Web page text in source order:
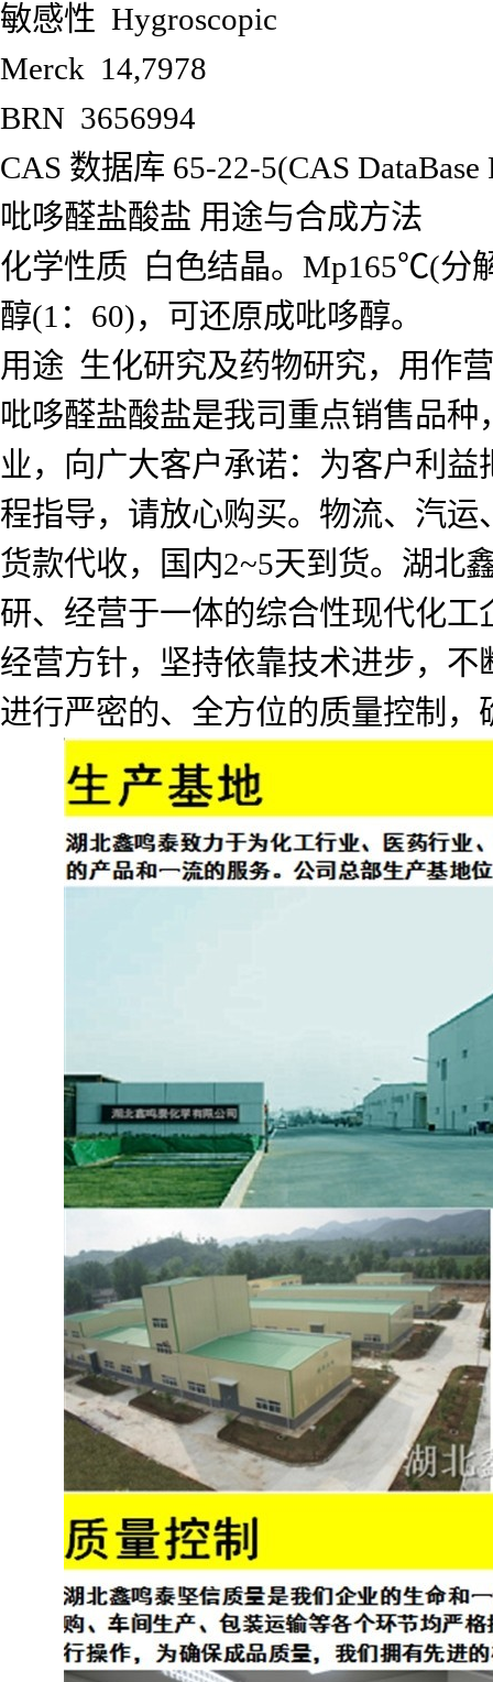
敏感性 Hygroscopic
Merck 14,7978
BRN 3656994
CAS 数据库 65-22-5(CAS DataBase
吡哆醛盐酸盐 用途与合成方法
化学性质 白色结晶。Mp165℃(分
醇(1：60)，可还原成吡哆醇。
用途 生化研究及药物研究，用作
吡哆醛盐酸盐是我司重点销售品
业，向广大客户承诺：为客户利
程指导，请放心购买。物流、汽
货款代收，国内2~5天到货。湖北
研、经营于一体的综合性现代化
经营方针，坚持依靠技术进步，
进行严密的、全方位的质量控制